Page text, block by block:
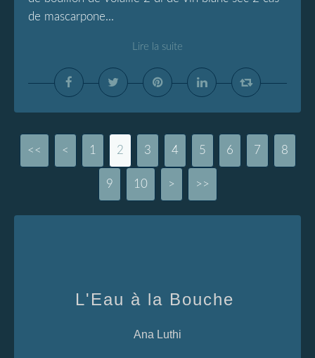
de mascarpone...
Lire la suite
<< < 1 2 3 4 5 6 7 8
9 10 > >>
L'Eau à la Bouche
Ana Luthi